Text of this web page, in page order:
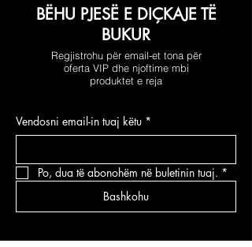
BËHU PJESË E DIÇKAJE TË
BUKUR
Regjistrohu për email-et tona për
oferta VIP dhe njoftime mbi
produktet e reja
Vendosni email-in tuaj këtu *
Po, dua të abonohëm në buletinin tuaj. *
Bashkohu